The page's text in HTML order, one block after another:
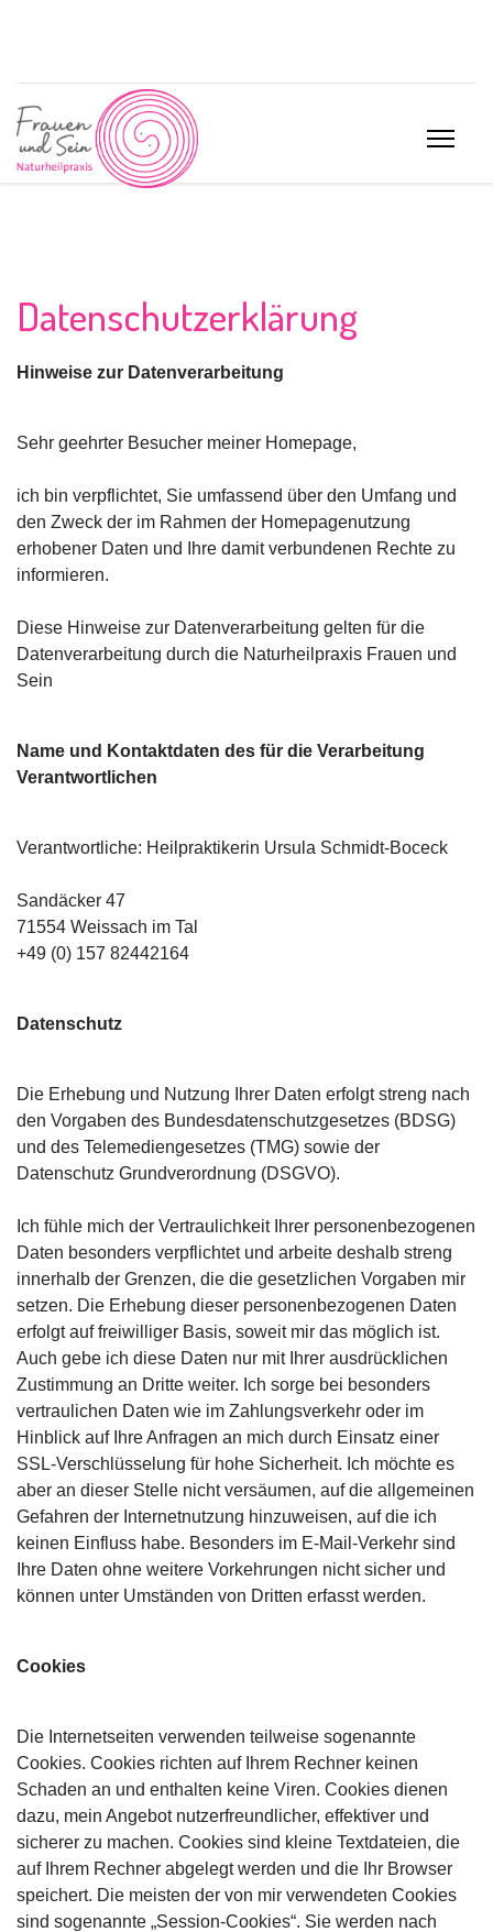
Datenschutzerklärung
Hinweise zur Datenverarbeitung
Sehr geehrter Besucher meiner Homepage,
ich bin verpflichtet, Sie umfassend über den Umfang und
den Zweck der im Rahmen der Homepagenutzung
erhobener Daten und Ihre damit verbundenen Rechte zu
informieren.
Diese Hinweise zur Datenverarbeitung gelten für die
Datenverarbeitung durch die Naturheilpraxis Frauen und
Sein
Name und Kontaktdaten des für die Verarbeitung
Verantwortlichen
Verantwortliche: Heilpraktikerin Ursula Schmidt-Boceck
Sandäcker 47
71554 Weissach im Tal
+49 (0) 157 82442164
Datenschutz
Die Erhebung und Nutzung Ihrer Daten erfolgt streng nach
den Vorgaben des Bundesdatenschutzgesetzes (BDSG)
und des Telemediengesetzes (TMG) sowie der
Datenschutz Grundverordnung (DSGVO).
Ich fühle mich der Vertraulichkeit Ihrer personenbezogenen
Daten besonders verpflichtet und arbeite deshalb streng
innerhalb der Grenzen, die die gesetzlichen Vorgaben mir
setzen. Die Erhebung dieser personenbezogenen Daten
erfolgt auf freiwilliger Basis, soweit mir das möglich ist.
Auch gebe ich diese Daten nur mit Ihrer ausdrücklichen
Zustimmung an Dritte weiter. Ich sorge bei besonders
vertraulichen Daten wie im Zahlungsverkehr oder im
Hinblick auf Ihre Anfragen an mich durch Einsatz einer
SSL-Verschlüsselung für hohe Sicherheit. Ich möchte es
aber an dieser Stelle nicht versäumen, auf die allgemeinen
Gefahren der Internetnutzung hinzuweisen, auf die ich
keinen Einfluss habe. Besonders im E-Mail-Verkehr sind
Ihre Daten ohne weitere Vorkehrungen nicht sicher und
können unter Umständen von Dritten erfasst werden.
Cookies
Die Internetseiten verwenden teilweise sogenannte
Cookies. Cookies richten auf Ihrem Rechner keinen
Schaden an und enthalten keine Viren. Cookies dienen
dazu, mein Angebot nutzerfreundlicher, effektiver und
sicherer zu machen. Cookies sind kleine Textdateien, die
auf Ihrem Rechner abgelegt werden und die Ihr Browser
speichert. Die meisten der von mir verwendeten Cookies
sind sogenannte „Session-Cookies“. Sie werden nach